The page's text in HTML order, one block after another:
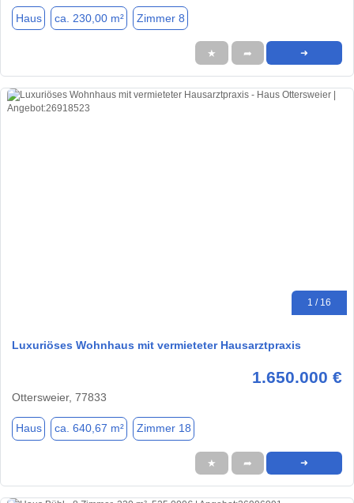
Haus ca. 230,00 m² Zimmer 8
★ ➦ ➜
1 / 16
Luxuriöses Wohnhaus mit vermieteter Hausarztpraxis
1.650.000 €
Ottersweier, 77833
Haus ca. 640,67 m² Zimmer 18
★ ➦ ➜